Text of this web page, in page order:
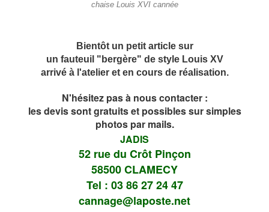
chaise Louis XVI cannée
Bientôt un petit article sur
un fauteuil "bergère" de style Louis XV
arrivé à l'atelier et en cours de réalisation.
N'hésitez pas à nous contacter :
les devissont gratuits et possibles sur simples
photos par mails.
JADIS
52 rue du Crôt Pinçon
58500 CLAMECY
Tel : 03 86 27 24 47
cannage@laposte.net